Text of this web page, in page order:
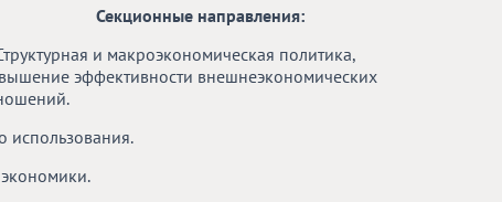
Секционные направления:
и макроэкономическая политика,
эффективности внешнеэкономических
использования.